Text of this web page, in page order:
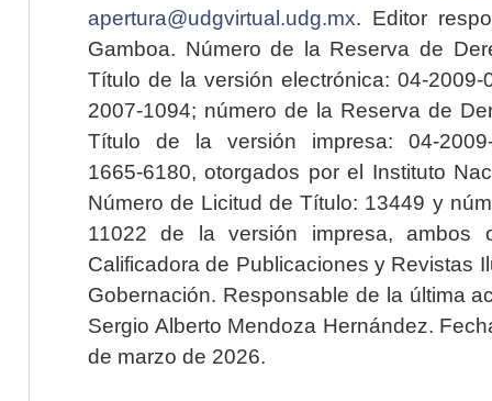
apertura@udgvirtual.udg.mx. Editor
Gamboa. Número de la Reserva de
Título de la versión electrónica: 04-2009-
2007-1094; número de la Reserva de
Título de la versión impresa: 04-2009-
1665-6180, otorgados por el Instituto
Número de Licitud de Título: 13449 y
11022 de la versión impresa, ambos
Calificadora de Publicaciones y Revistas
Gobernación. Responsable de la última
Sergio Alberto Mendoza Hernández.
de marzo de 2026.